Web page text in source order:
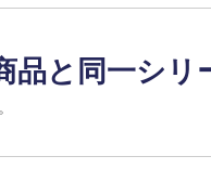
品と同一シ